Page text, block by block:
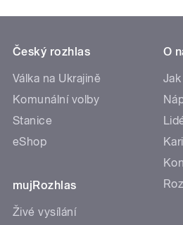
Český rozhlas
Válka na Ukrajině
Komunální volby
Stanice
eShop
mujRozhlas
Živé vysílání
O